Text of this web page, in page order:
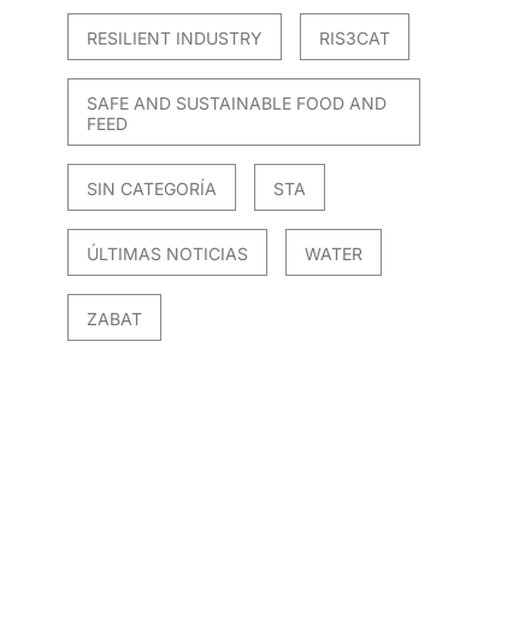
RESILIENT INDUSTRY RIS3CAT
SAFE AND SUSTAINABLE FOOD AND
FEED
SIN CATEGORÍA STA
ÚLTIMAS NOTICIAS WATER
ZABAT